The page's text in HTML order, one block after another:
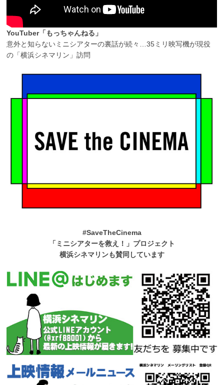
YouTuber「もっちゃんねる」
意外と知らないミニシアターの裏話が続々…35ミリ映写機が現役
の「横浜シネマリン」訪問
#SaveTheCinema
「ミニシアターを救え！」プロジェクト
横浜シネマリンも賛同しています